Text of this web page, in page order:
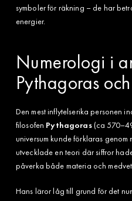
symboler för räkning – de har
energier.
Numerologi i
Pythagoras
Den mest inflytelserika personen
filosofen Pythagoras(ca
universum kunde förklaras genom
utvecklade en teori där siffror
påverka både materia och
Hans läror låg till grund för det